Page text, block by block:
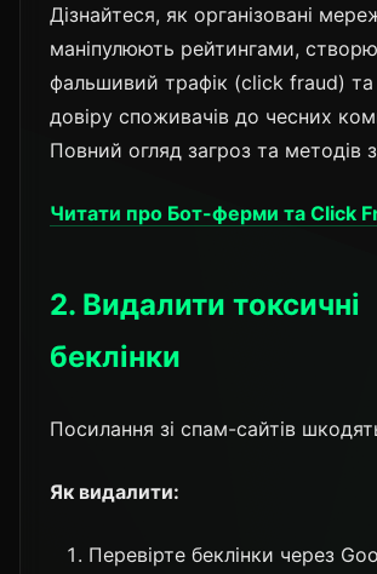
Дізнайтеся, як організовані
маніпулюють рейтингами,
фальшивий трафік (click fraud)
довіру споживачів до чесних
Повний огляд загроз та методів
Читати про Бот-ферми та Click
2. Видалити токсичні
беклінки
Посилання зі спам-сайтів
Як видалити:
Перевірте беклінки через